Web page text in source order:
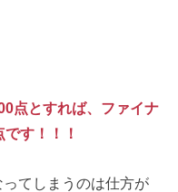
点とすれば、ファイナ
す！！！
てしまうのは仕方が